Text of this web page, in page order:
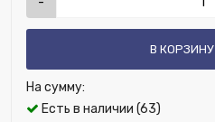
Есть в наличии (63)
В КОРЗИНУ
На сумму: